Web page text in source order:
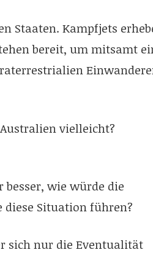
Staaten. Kampfjets
bereit, um mitsamt
vielleicht?
wie würde die
diese Situation führen?
sich nur die Eventualität